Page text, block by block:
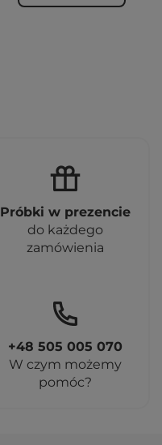
Próbki w prezencie
do każdego
zamówienia
+48 505 005 070
W czym możemy
pomóc?